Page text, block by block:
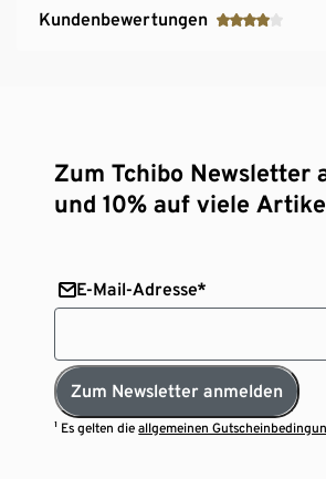
Kundenbewertungen
Zum Tchibo Newsletter
und 10% auf viele
E-Mail-Adresse*
Zum Newsletter anmelden
¹ Es gelten dieallgemeinen